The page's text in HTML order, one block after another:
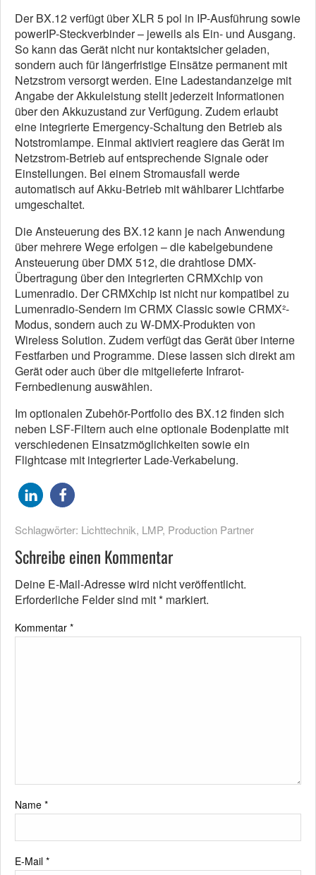
Der BX.12 verfügt über XLR 5 pol in IP-Ausführung sowie
powerIP-Steckverbinder – jeweils als Ein- und Ausgang.
So kann das Gerät nicht nur kontaktsicher geladen,
sondern auch für längerfristige Einsätze permanent mit
Netzstrom versorgt werden. Eine Ladestandanzeige mit
Angabe der Akkuleistung stellt jederzeit Informationen
über den Akkuzustand zur Verfügung. Zudem erlaubt
eine integrierte Emergency-Schaltung den Betrieb als
Notstromlampe. Einmal aktiviert reagiere das Gerät im
Netzstrom-Betrieb auf entsprechende Signale oder
Einstellungen. Bei einem Stromausfall werde
automatisch auf Akku-Betrieb mit wählbarer Lichtfarbe
umgeschaltet.
Die Ansteuerung des BX.12 kann je nach Anwendung
über mehrere Wege erfolgen – die kabelgebundene
Ansteuerung über DMX 512, die drahtlose DMX-
Übertragung über den integrierten CRMXchip von
Lumenradio. Der CRMXchip ist nicht nur kompatibel zu
Lumenradio-Sendern im CRMX Classic sowie CRMX²-
Modus, sondern auch zu W-DMX-Produkten von
Wireless Solution. Zudem verfügt das Gerät über interne
Festfarben und Programme. Diese lassen sich direkt am
Gerät oder auch über die mitgelieferte Infrarot-
Fernbedienung auswählen.
Im optionalen Zubehör-Portfolio des BX.12 finden sich
neben LSF-Filtern auch eine optionale Bodenplatte mit
verschiedenen Einsatzmöglichkeiten sowie ein
Flightcase mit integrierter Lade-Verkabelung.
Schlagwörter: Lichttechnik, LMP, Production Partner
Schreibe einen Kommentar
Deine E-Mail-Adresse wird nicht veröffentlicht.
Erforderliche Felder sind mit* markiert.
Kommentar *
Name *
E-Mail *